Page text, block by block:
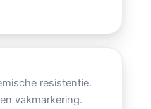
resistentie.
vakmarkering.